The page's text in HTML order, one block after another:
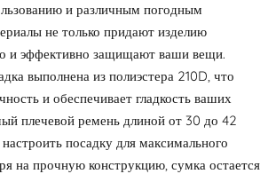
и различным погодным
не только придают изделию
и эффективно защищают ваши вещи.
выполнена из полиэстера 210D, что
и обеспечивает гладкость ваших
плечевой ремень длиной от 30 до 42
посадку для максимального
на прочную конструкцию, сумка остается